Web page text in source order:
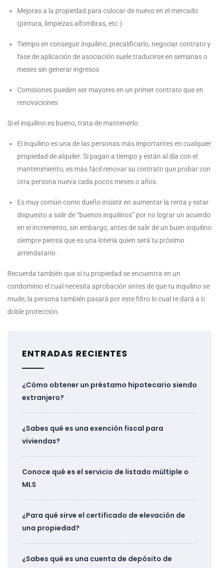
Mejoras a la propiedad para colocar de nuevo en el mercado
(pintura, limpiezas alfombras, etc.)
Tiempo en conseguir inquilino, precalificarlo, negociar contrato y
fase de aplicación de asociación suele traducirse en semanas o
meses sin generar ingresos
Comisiones pueden ser mayores en un primer contrato que en
renovaciones
Si el inquilino es bueno, trata de mantenerlo:
El inquilino es una de las personas más importantes en cualquier
propiedad de alquiler. Si pagan a tiempo y están al día con el
mantenimiento, es más fácil renovar su contrato que probar con
otra persona nueva cada pocos meses o años.
Es muy común como dueño insistir en aumentar la renta y estar
dispuesto a salir de “buenos inquilinos” por no lograr un acuerdo
en el incremento, sin embargo, antes de salir de un buen inquilino
siempre piensa que es una lotería quien será tu próximo
arrendatario.
Recuerda también que si tu propiedad se encuentra en un
condominio el cual necesita aprobación antes de que tu inquilino se
mude, la persona también pasará por este filtro lo cual te dará a ti
doble protección.
ENTRADAS RECIENTES
¿Cómo obtener un préstamo hipotecario siendo
extranjero?
¿Sabes qué es una exención fiscal para
viviendas?
Conoce qué es el servicio de listado múltiple o
MLS
¿Para qué sirve el certificado de elevación de
una propiedad?
¿Sabes qué es una cuenta de depósito de